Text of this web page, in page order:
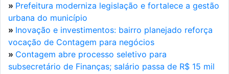
» Prefeitura moderniza legislação e fortalece a gestão
urbana do município
» Inovação e investimentos: bairro planejado reforça
vocação de Contagem para negócios
» Contagem abre processo seletivo para
subsecretário de Finanças; salário passa de R$ 15 mil